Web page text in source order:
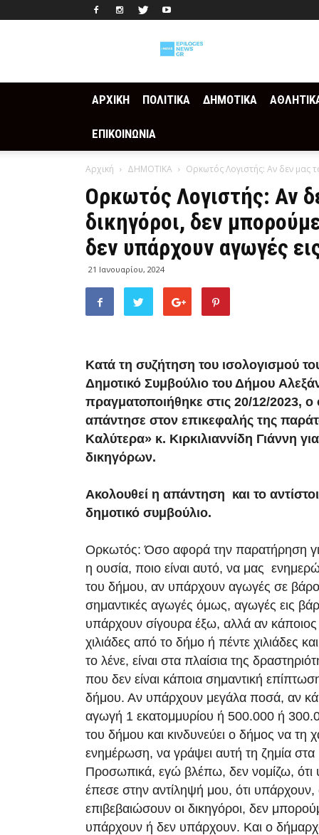
ΑΡΧΙΚΗ ΠΟΛΙΤΙΚΑ ΔΗΜΟΤΙΚΑ
ΕΠΙΚΟΙΝΩΝΙΑ
Αρχική ΔΗΜΟΤΙΚΑ Ορκωτός Λογιστής: Αν δεν μας
Ορκωτός Λογιστής: Αν
δικηγόροι, δεν
δεν υπάρχουν αγωγές
21 Ιανουαρίου, 2024
Κατά τη συζήτηση του ισολογισμού
Δημοτικό Συμβούλιο του Δήμου
πραγματοποιήθηκε στις 20/12/2023, ο
απάντησε στον επικεφαλής της
Καλύτερα» κ. Κιρκιλιαννίδη Γιάννη
δικηγόρων.
Ακολουθεί η απάντηση και το
δημοτικό συμβούλιο.
Ορκωτός: Όσο αφορά την παρατήρηση
η ουσία, ποιο είναι αυτό, να μας
του δήμου, αν υπάρχουν αγωγές σε
σημαντικές αγωγές όμως, αγωγές εις
υπάρχουν σίγουρα έξω, αλλά αν κάποιος
χιλιάδες από το δήμο ή πέντε χιλιάδες
το λένε, είναι στα πλαίσια της
που δεν είναι κάποια σημαντική
δήμου. Αν υπάρχουν μεγάλα ποσά, αν
αγωγή 1 εκατομμυρίου ή 500.000 ή
του δήμου και κινδυνεύει ο δήμος να τη
ενημέρωση, να γράψει αυτή τη ζημία στα
Προσωπικά, εγώ βλέπω, δεν νομίζω, ότι
έπεσε στην αντίληψή μου, ότι
επιβεβαιώσουν οι δικηγόροι, δεν
υπάρχουν ή δεν υπάρχουν. Και ο